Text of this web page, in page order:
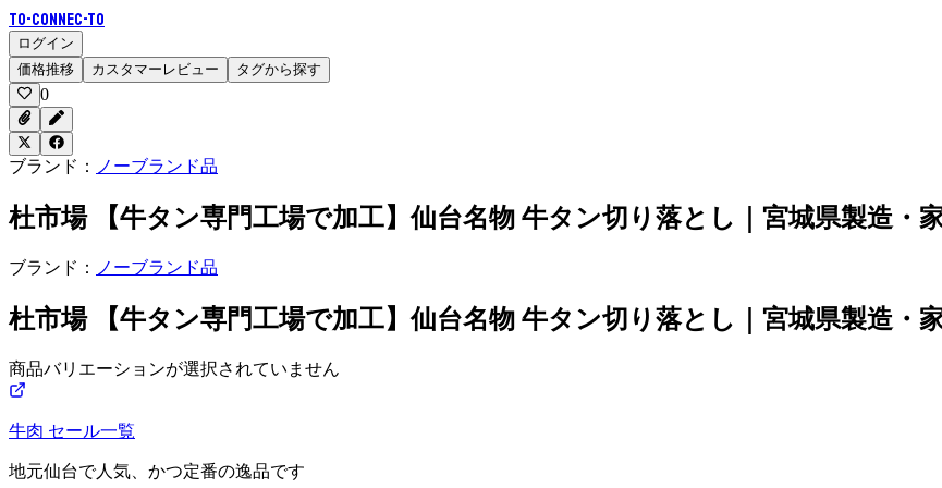
To-Connec-TO
ログイン
価格推移
カスタマーレビュー タグから探す
0
ブランド： ノーブランド品
杜市場 【牛タン専門工場で加工】仙台名物 牛タン切り落とし｜宮城県製造・
ブランド： ノーブランド品
杜市場 【牛タン専門工場で加工】仙台名物 牛タン切り落とし｜宮城県製造・
商品バリエーションが選択されていません
牛肉 セール一覧
地元仙台で人気、かつ定番の逸品です